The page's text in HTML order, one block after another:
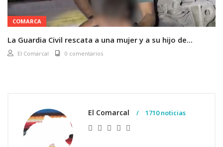
COMARCA
La Guardia Civil rescata a una mujer y a su hijo de...
El Comarcal 0 comentarios
El Comarcal 1710 noticias